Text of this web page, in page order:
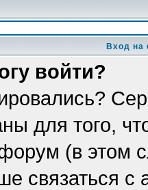
Вход на
войти?
для того,
(в этом
связаться